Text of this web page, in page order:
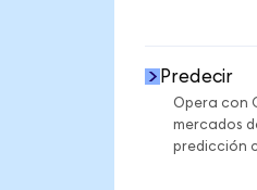
Predecir
Opera con
mercados
predicción